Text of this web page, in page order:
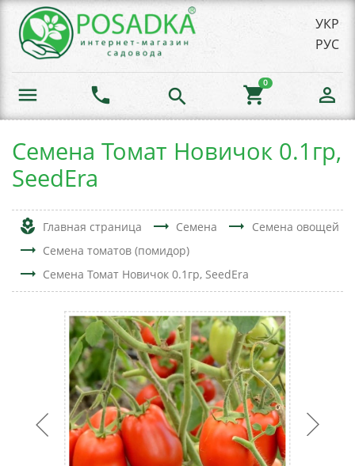
УКР
РУС
menu phone search shopping_cart
0
person_outline
Семена Томат Новичок 0.1гр,
SeedEra
local_florist Главная страница trending_flat Семена trending_flat Семена овощей
trending_flat Семена томатов (помидор)
trending_flat Семена Томат Новичок 0.1гр, SeedEra